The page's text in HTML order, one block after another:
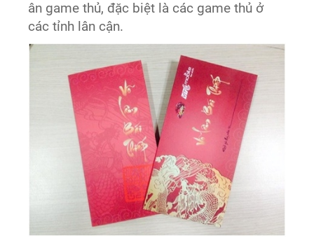
ân game thủ, đặc biệt là các game thủ ở
các tỉnh lân cận.